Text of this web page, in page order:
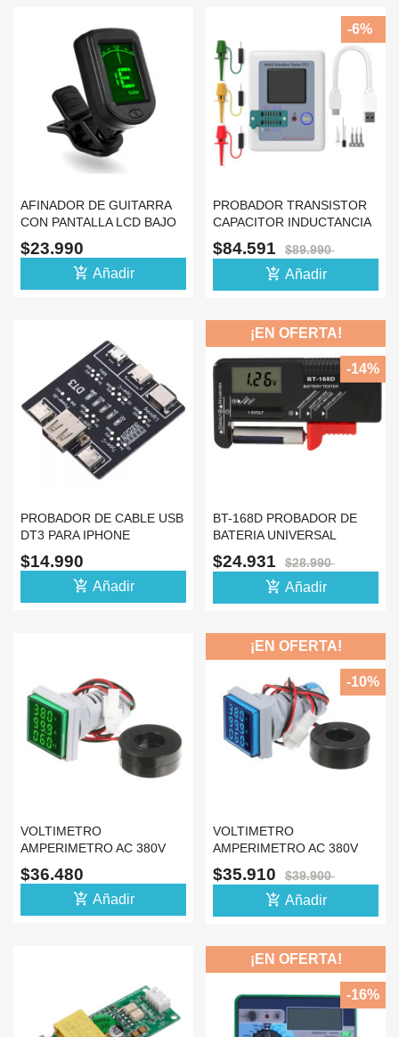
AFINADOR DE GUITARRA
CON PANTALLA LCD BAJO
UKELELE JT-02
$23.990
add_shopping_cart Añadir
PROBADOR TRANSISTOR
CAPACITOR INDUCTANCIA
IR MEDIDOR TESTER
$84.591 $89.990
add_shopping_cart Añadir
-6%
PROBADOR DE CABLE USB
DT3 PARA IPHONE
ANDROID TIPO C
$14.990
add_shopping_cart Añadir
BT-168D PROBADOR DE
BATERIA UNIVERSAL
TESTER 18650 AA AAA 9V
$24.931 $28.990
add_shopping_cart Añadir
¡EN OFERTA!
-14%
VOLTIMETRO
AMPERIMETRO AC 380V
100A MEDIDOR
FRECUENCIA VERDE
$36.480
add_shopping_cart Añadir
VOLTIMETRO
AMPERIMETRO AC 380V
100A MEDIDOR
FRECUENCIA AZUL
$35.910 $39.900
add_shopping_cart Añadir
¡EN OFERTA!
-10%
¡EN OFERTA!
-16%